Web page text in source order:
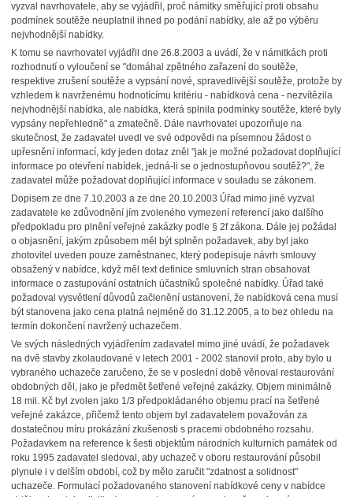
vyzval navrhovatele, aby se vyjádřil, proč námitky směřující proti obsahu
podmínek soutěže neuplatnil ihned po podání nabídky, ale až po výběru
nejvhodnější nabídky.
K tomu se navrhovatel vyjádřil dne 26.8.2003 a uvádí, že v námitkách proti
rozhodnutí o vyloučení se "domáhal zpětného zařazení do soutěže,
respektive zrušení soutěže a vypsání nové, spravedlivější soutěže, protože by
vzhledem k navrženému hodnotícímu kritériu - nabídková cena - nezvítězila
nejvhodnější nabídka, ale nabídka, která splnila podmínky soutěže, které byly
vypsány nepřehledně" a zmatečně. Dále navrhovatel upozorňuje na
skutečnost, že zadavatel uvedl ve své odpovědi na písemnou žádost o
upřesnění informací, kdy jeden dotaz zněl "jak je možné požadovat doplňující
informace po otevření nabídek, jedná-li se o jednostupňovou soutěž?", že
zadavatel může požadovat doplňující informace v souladu se zákonem.
Dopisem ze dne 7.10.2003 a ze dne 20.10.2003 Úřad mimo jiné vyzval
zadavatele ke zdůvodnění jím zvoleného vymezení referencí jako dalšího
předpokladu pro plnění veřejné zakázky podle § 2f zákona. Dále jej požádal
o objasnění, jakým způsobem měl být splněn požadavek, aby byl jako
zhotovitel uveden pouze zaměstnanec, který podepisuje návrh smlouvy
obsažený v nabídce, když měl text definice smluvních stran obsahovat
informace o zastupování ostatních účastníků společné nabídky. Úřad také
požadoval vysvětlení důvodů začlenění ustanovení, že nabídková cena musí
být stanovena jako cena platná nejméně do 31.12.2005, a to bez ohledu na
termín dokončení navržený uchazečem.
Ve svých následných vyjádřením zadavatel mimo jiné uvádí, že požadavek
na dvě stavby zkolaudované v letech 2001 - 2002 stanovil proto, aby bylo u
vybraného uchazeče zaručeno, že se v poslední době věnoval restaurování
obdobných děl, jako je předmět šetřené veřejné zakázky. Objem minimálně
18 mil. Kč byl zvolen jako 1/3 předpokládaného objemu prací na šetřené
veřejné zakázce, přičemž tento objem byl zadavatelem považován za
dostatečnou míru prokázání zkušenosti s pracemi obdobného rozsahu.
Požadavkem na reference k šesti objektům národních kulturních památek od
roku 1995 zadavatel sledoval, aby uchazeč v oboru restaurování působil
plynule i v delším období, což by mělo zaručit "zdatnost a solidnost"
uchazeče. Formulací požadovaného stanovení nabídkové ceny v nabídce